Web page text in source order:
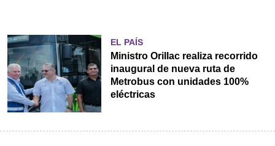
EL PAÍS
Ministro Orillac realiza recorrido
inaugural de nueva ruta de
Metrobus con unidades 100%
eléctricas